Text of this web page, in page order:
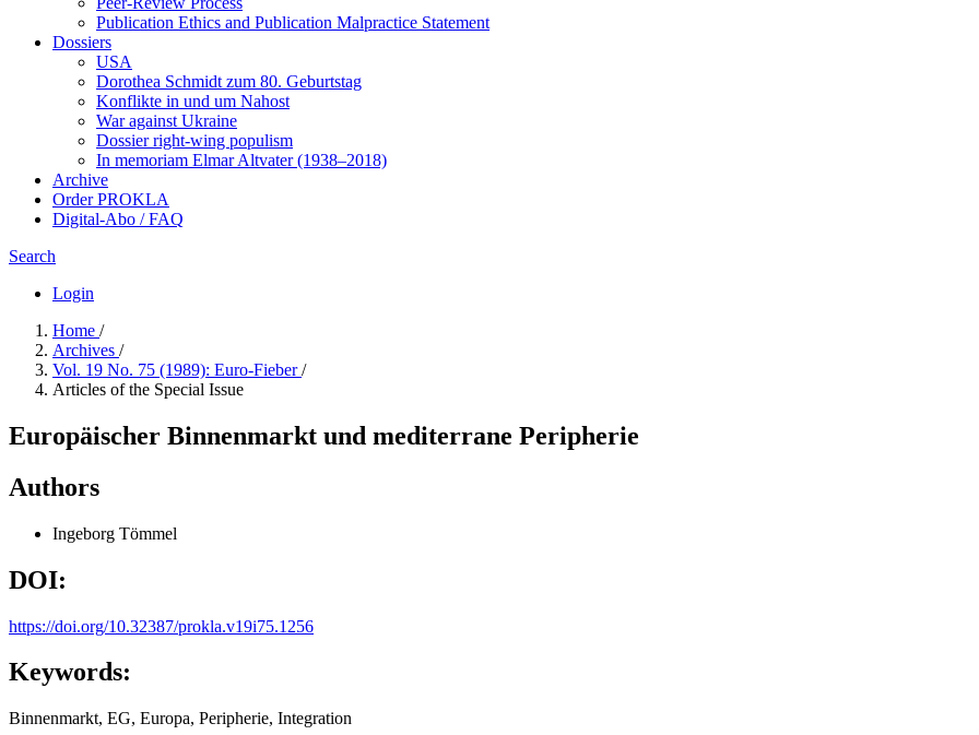
Publication Ethics and Publication Malpractice Statement
Dossiers
USA
Dorothea Schmidt zum 80. Geburtstag
Konflikte in und um Nahost
War against Ukraine
Dossier right-wing populism
In me­mo­ri­am Elmar Altvater (1938–2018)
Archive
Order PROKLA
Digital-Abo / FAQ
Search
Login
Home /
Archives /
Vol. 19 No. 75 (1989): Euro-Fieber/
Articles of the Special Issue
Europäischer Binnenmarkt und mediterrane Peripherie
Authors
Ingeborg Tömmel
DOI:
https://doi.org/10.32387/prokla.v19i75.1256
Keywords:
Binnenmarkt, EG, Europa, Peripherie, Integration